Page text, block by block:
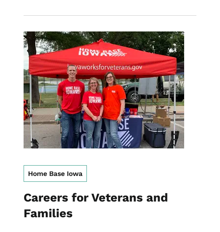
Home Base Iowa
Careers for Veterans and
Families
Image